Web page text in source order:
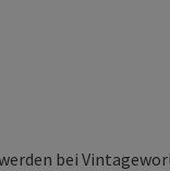
bei